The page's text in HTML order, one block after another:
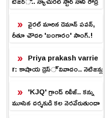
వైరల్ మారిన డెమాన్ పవన్,
రీతూ చౌదరి 'బంగారం' సాంగ్.!
Priya prakash varrie
r: కాషాయ డ్రెస్ వివాదం.. నెటిజన్లు
'KJQ' గ్రాండ్ రిలీజ్.. కన్ను
మూసిన దర్శకుడి కల నెరవేరుతుందా